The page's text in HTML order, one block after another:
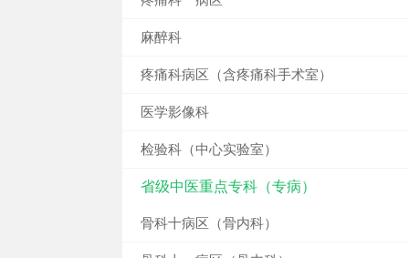
麻醉科
疼痛科病区（含疼痛科手术室）
医学影像科
检验科（中心实验室）
省级中医重点专科（专病）
骨科十病区（骨内科）